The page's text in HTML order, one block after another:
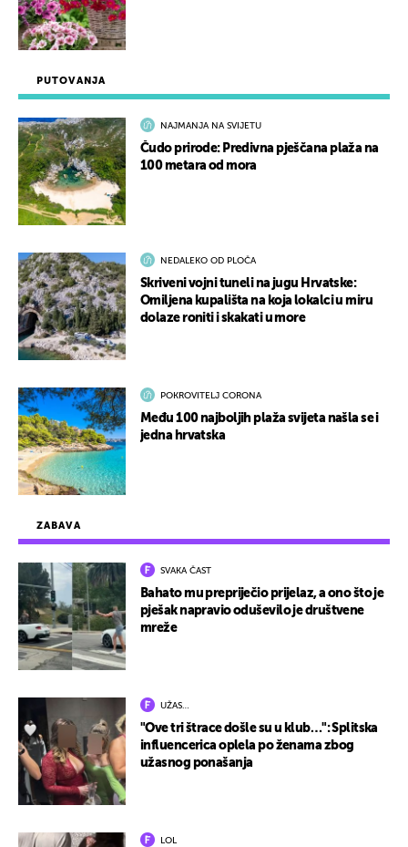
ZABAVA
SVAKA ČAST
Bahato mu prepriječio prijelaz, a ono što je
pješak napravio oduševilo je društvene
mreže
UŽAS…
"Ove tri štrace došle su u klub…": Splitska
influencerica oplela po ženama zbog
užasnog ponašanja
LOL
PUTOVANJA
NAJMANJA NA SVIJETU
Čudo prirode: Predivna pješčana plaža na
100 metara od mora
NEDALEKO OD PLOČA
Skriveni vojni tuneli na jugu Hrvatske:
Omiljena kupališta na koja lokalci u miru
dolaze roniti i skakati u more
POKROVITELJ CORONA
Među 100 najboljih plaža svijeta našla se i
jedna hrvatska